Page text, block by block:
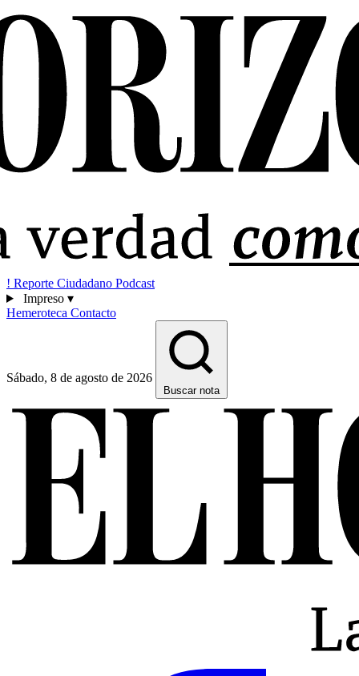
! Reporte Ciudadano Podcast
Impreso ▾
Hemeroteca Contacto
Sábado, 8 de agosto de 2026
Buscar nota